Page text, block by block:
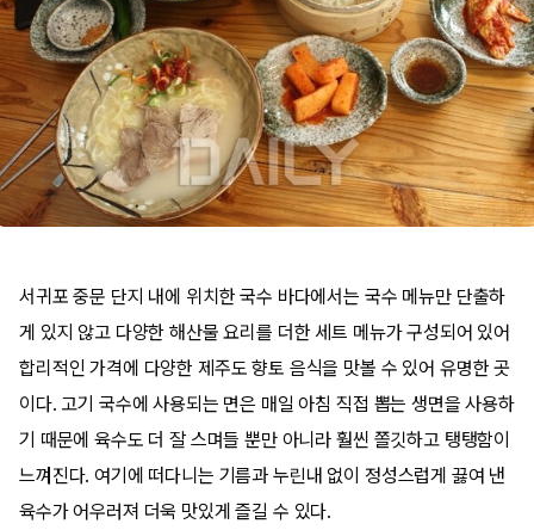
서귀포 중문 단지 내에 위치한 국수 바다에서는 국수 메뉴만 단출하
게 있지 않고 다양한 해산물 요리를 더한 세트 메뉴가 구성되어 있어
합리적인 가격에 다양한 제주도 향토 음식을 맛볼 수 있어 유명한 곳
이다. 고기 국수에 사용되는 면은 매일 아침 직접 뽑는 생면을 사용하
기 때문에 육수도 더 잘 스며들 뿐만 아니라 훨씬 쫄깃하고 탱탱함이
느껴진다. 여기에 떠다니는 기름과 누린내 없이 정성스럽게 끓여 낸
육수가 어우러져 더욱 맛있게 즐길 수 있다.